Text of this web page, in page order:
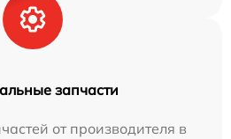
запчасти
от производителя в